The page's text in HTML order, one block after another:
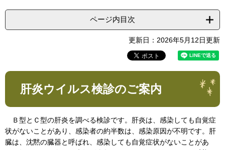
ページ内目次
更新日：2026年5月12日更新
肝炎ウイルス検診のご案内
Ｂ型とＣ型の肝炎を調べる検診です。肝炎は、感染しても自覚症
状がないことがあり、感染者の約半数は、感染原因が不明です。肝
臓は、沈黙の臓器と呼ばれ、感染しても自覚症状がないことがあ